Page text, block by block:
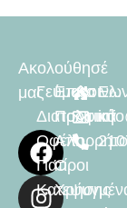
Ακολούθησέ
μαςΓεύματα
Διατροφικά
Οφέλη
Γιατί
Πολιτική
Όροι
Χρήσης
Ελ.